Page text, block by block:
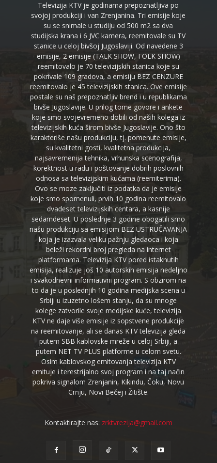
Televizija KTV je godinama prepoznatljiva po
svojoj produkciji i van Zrenjanina. Tri emisije koje
su se snimale u studiju od 500 m2 sa dva
studijska krana i 6 JVC kamera, reemitovale su TV
stanice u celoj bivšoj Jugoslaviji. Od navedene 3
emisije, 2 emisije (TALK SHOW, FOLK SHOW)
reemitovalo je 70 televizijskih stanica koje su
pokrivale 109 gradova, a emisiju BEZ CENZURE
reemitovalo je 45 televizijskih stanica. Ove emisije
postale su naš prepoznatljiv brend i u republikama
bivše Jugoslavije. U prilog tome govore i ankete
koje smo svojevremeno dobili od naših kolega iz
televizijskih kuća širom bivše Jugoslavije. Ono što
karakteriše našu produkciju, tj. pomenute emisije,
su kvalitetni gosti, kvalitetna produkcija,
najsavremenija tehnika, vrhunska scenografija,
korektnost u radu i poštovanje dobrih poslovnih
odnosa sa televizijskim kućama (reemiterima).
Ovo se moze zaključiti iz podatka da je emisije
koje smo spomenuli, prvih 10 godina reemitovalo
dvadeset televizijskih centara, a kasnije
sedamdeset. U poslednje 3 godine obogatili smo
našu produkciju sa emisijom BEZ USTRUČAVANJA
koja je izazvala veliku pažnju gledaoca i koja
beleži rekordni broj pregleda na internet
platformama. Televizija KTV pored istaknutih
emisija, realizuje još 10 autorskih emisija nedeljno
i svakodnevni informativni program. S obzirom na
to da je u poslednjih 10 godina medijska scena u
Srbiji u izuzetno lošem stanju, da su mnoge
kolege zatvorile svoje medijske kuće, televizija
KTV ne daje više emisije iz sopstvene produkcije
na reemitovanje, ali se danas KTV televizija gleda
putem SBB kablovske mreže u celoj Srbiji, a
putem NET TV PLUS platforme u celom svetu.
Osim kablovskog emitovanja televizija KTV
emituje i terestrijalno svoj program i na taj način
pokriva signalom Zrenjanin, Kikindu, Čoku, Novu
Crnju, Novi Bečej i Žitište.
Kontaktirajte nas: zrktvrezija@gmail.com